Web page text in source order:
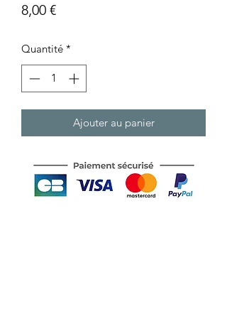
8,00 €Prix
Quantité *
Ajouter au panier